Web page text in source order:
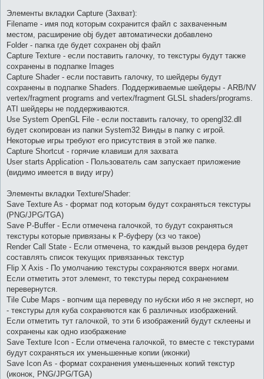
Элементы вкладки Capture (Захват):
Filename - имя под которым сохранится файл с захваченным
местом, расширение obj будет автоматически добавлено
Folder - папка где будет сохранен obj файл
Capture Texture - если поставить галочку, то текстуры будут также
сохранены в подпапке Images
Capture Shader - если поставить галочку, то шейдеры будут
сохранены в подпапке Shaders. Поддерживаемые шейдеры - ARB/NV
vertex/fragment programs and vertex/fragment GLSL shaders/programs.
ATI шейдеры не поддерживаются.
Use System OpenGL File - если поставить галочку, то opengl32.dll
будет скопирован из папки System32 Винды в папку с игрой.
Некоторые игры требуют его присутствия в этой же папке.
Capture Shortcut - горячие клавиши для захвата
User starts Application - Пользователь сам запускает приложение
(видимо имеется в виду игру)
Элементы вкладки Texture/Shader:
Save Texture As - формат под которым будут сохраняться текстуры
(PNG/JPG/TGA)
Save P-Buffer - Если отмечена галочкой, то будут сохраняться
текстуры которые привязаны к P-буферу (хз чо такое)
Render Call State - Если отмечена, то каждый вызов рендера будет
составлять список текущих привязанных текстур
Flip X Axis - По умолчанию текстуры сохраняются вверх ногами.
Если отметить этот элемент, то текстуры перед сохранением
перевернутся.
Tile Cube Maps - вопчим ща переведу по нубски ибо я не эксперт, но
- текстуры для куба сохраняются как 6 различных изображений.
Если отметить тут галочкой, то эти 6 изображений будут склеены и
сохранены как одно изображение
Save Texture Icon - Если отмечена галочкой, то вместе с текстурами
будут сохраняться их уменьшенные копии (иконки)
Save Icon As - формат сохранения уменьшенных копий текстур
(иконок, PNG/JPG/TGA)